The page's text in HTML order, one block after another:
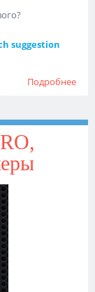
suggestion
Подробнеео